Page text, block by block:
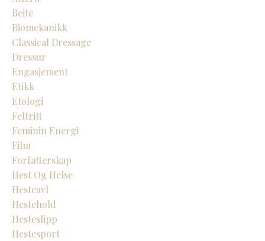
Beite
Biomekanikk
Classical Dressage
Dressur
Engasjement
Etikk
Etologi
Feltritt
Feminin Energi
Film
Forfatterskap
Hest Og Helse
Hesteavl
Hestehold
Hesteslipp
Hestesport